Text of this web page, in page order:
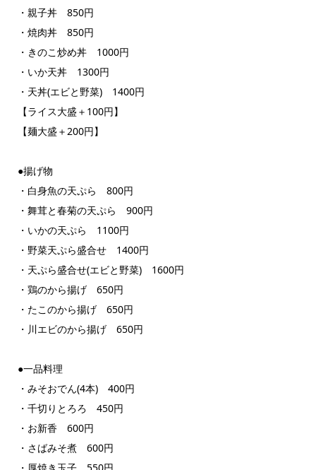
・親子丼 850円
・焼肉丼 850円
・きのこ炒め丼 1000円
・いか天丼 1300円
・天丼(エビと野菜) 1400円
【ライス大盛＋100円】
【麺大盛＋200円】
●揚げ物
・白身魚の天ぷら 800円
・舞茸と春菊の天ぷら 900円
・いかの天ぷら 1100円
・野菜天ぷら盛合せ 1400円
・天ぷら盛合せ(エビと野菜) 1600円
・鶏のから揚げ 650円
・たこのから揚げ 650円
・川エビのから揚げ 650円
●一品料理
・みそおでん(4本) 400円
・千切りとろろ 450円
・お新香 600円
・さばみそ煮 600円